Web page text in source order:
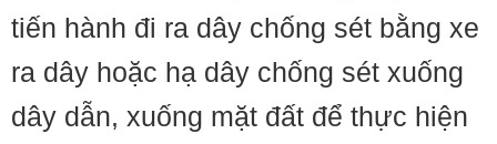
tiến hành đi ra dây chống sét bằng xe
ra dây hoặc hạ dây chống sét xuống
dây dẫn, xuống mặt đất để thực hiện